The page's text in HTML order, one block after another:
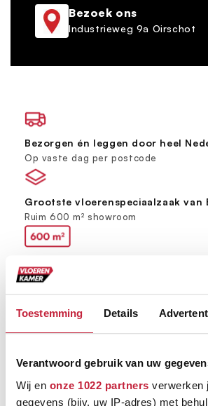
Toestemming Details
Verantwoord gebruik van uw
Wij en onze 1022 partners verwerken
gegevens (bijv. uw IP-adres) met
Bezoek ons
Industrieweg 9a Oirschot
Bezorgen én leggen door heel
Op vaste dag per postcode
Grootste vloerenspeciaalzaak van
Ruim 600 m² showroom
Ruim assortiment, elke stijl